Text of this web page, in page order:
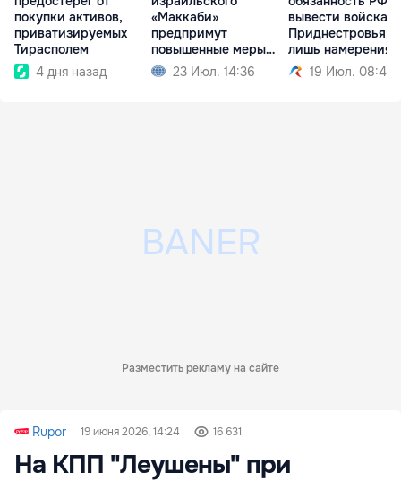
покупки активов,
приватизируемых
Тирасполем
4 дня назад
«Маккаби»
предпримут
повышенные меры
безопасности
23 Июл. 14:36
вывести войска
Приднестровья:
лишь намерения
19 Июл. 08:49
Разместить рекламу на сайте
Rupor 19 июня 2026, 14:24 16 631
На КПП "Леушены" при